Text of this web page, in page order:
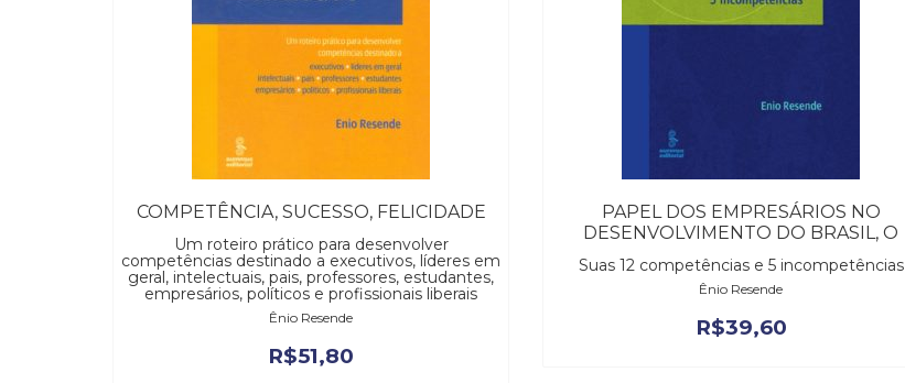
COMPETÊNCIA, SUCESSO, FELICIDADE
Um roteiro prático para desenvolver
competências destinado a executivos, líderes em
geral, intelectuais, pais, professores, estudantes,
empresários, políticos e profissionais liberais
Ênio Resende
R$51,80
PAPEL DOS EMPRESÁRIOS NO
DESENVOLVIMENTO DO BRASIL, O
Suas 12 competências e 5 incompetências
Ênio Resende
R$39,60